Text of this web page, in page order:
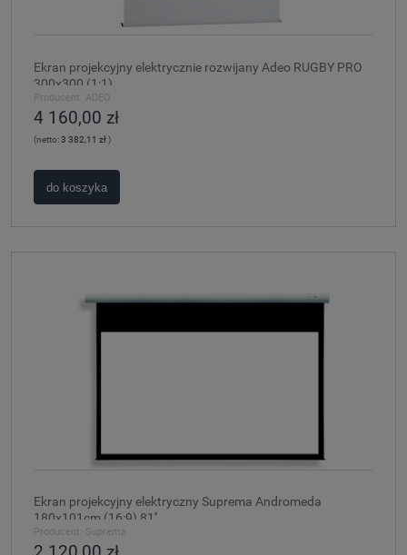
Ekran projekcyjny elektrycznie rozwijany Adeo RUGBY PRO
300x300 (1:1)
Producent: ADEO
4 160,00 zł
(netto:3 382,11 zł)
do koszyka
Ekran projekcyjny elektryczny Suprema Andromeda
180x101cm (16:9) 81''
Producent: Suprema